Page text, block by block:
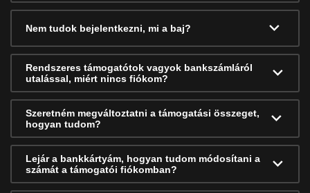
Nem tudok bejelentkezni, mi a baj?
Rendszeres támogatótok vagyok bankszámláról
utalással, miért nincs fiókom?
Szeretném megváltoztatni a támogatási összeget,
hogyan tudom?
Lejár a bankkártyám, hogyan tudom módosítani a
számát a támogatói fiókomban?